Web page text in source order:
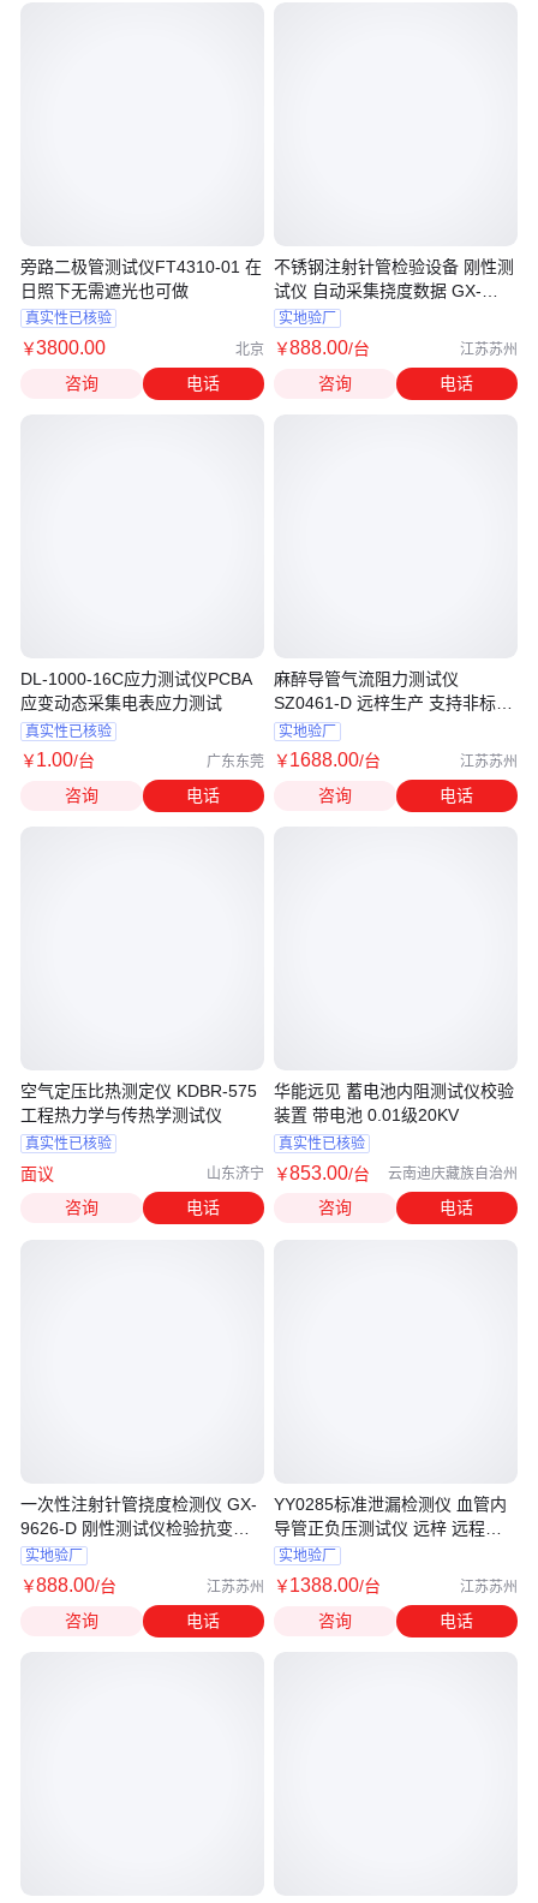
旁路二极管测试仪FT4310-01 在
日照下无需遮光也可做
真实性已核验
￥3800.00 北京
咨询 电话
DL-1000-16C应力测试仪PCBA
应变动态采集电表应力测试
真实性已核验
￥1.00/台 广东东莞
咨询 电话
空气定压比热测定仪 KDBR-575
工程热力学与传热学测试仪
真实性已核验
面议 山东济宁
咨询 电话
一次性注射针管挠度检测仪 GX-
9626-D 刚性测试仪检验抗变形
远梓
实地验厂
￥888.00/台 江苏苏州
咨询 电话
不锈钢注射针管检验设备 刚性测
试仪 自动采集挠度数据 GX-
9626-D
实地验厂
￥888.00/台 江苏苏州
咨询 电话
麻醉导管气流阻力测试仪
SZ0461-D 远梓生产 支持非标定
制实地验厂
￥1688.00/台 江苏苏州
咨询 电话
华能远见 蓄电池内阻测试仪校验
装置 带电池 0.01级20KV
真实性已核验
￥853.00/台 云南迪庆藏族自治州
咨询 电话
YY0285标准泄漏检测仪 血管内
导管正负压测试仪 远梓 远程系
统维护
实地验厂
￥1388.00/台 江苏苏州
咨询 电话